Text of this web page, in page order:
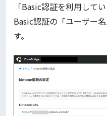
「Basic認証を利用して
Basic認証の「ユーザー
す。